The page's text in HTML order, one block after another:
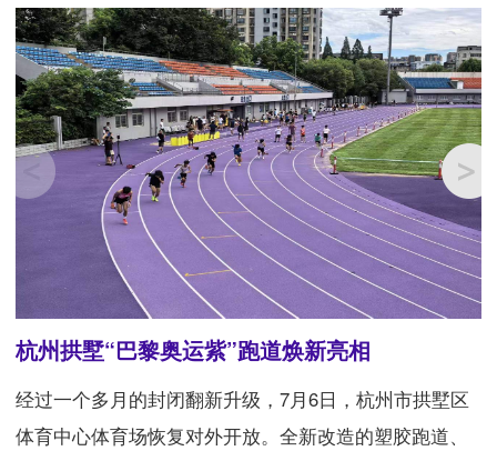
杭州拱墅“巴黎奥运紫”跑道焕新亮相
经过一个多月的封闭翻新升级，7月6日，杭州市拱墅区
体育中心体育场恢复对外开放。全新改造的塑胶跑道、